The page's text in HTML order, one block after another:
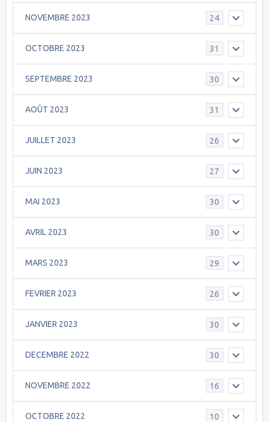
NOVEMBRE 2023 24
OCTOBRE 2023 31
SEPTEMBRE 2023 30
AOÛT 2023 31
JUILLET 2023 26
JUIN 2023 27
MAI 2023 30
AVRIL 2023 30
MARS 2023 29
FEVRIER 2023 26
JANVIER 2023 30
DECEMBRE 2022 30
NOVEMBRE 2022 16
OCTOBRE 2022 10